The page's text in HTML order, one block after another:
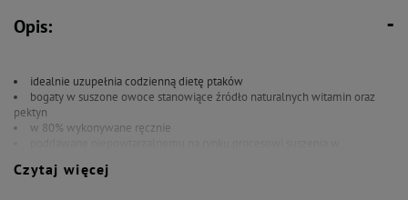
Opis:
idealnie uzupełnia codzienną dietę ptaków
bogaty w suszone owoce stanowiące źródło naturalnych witamin oraz
pektyn
w 80% wykonywane ręcznie
wysokich temperatur umożliwia zachowanie większej ilości witamin i
Czytaj więcej